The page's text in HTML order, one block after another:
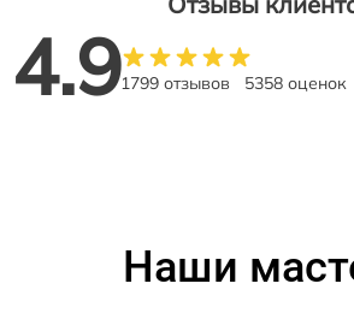
4.91799 отзывов 5358 оценок
Наши